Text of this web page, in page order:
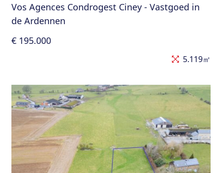
Vos Agences Condrogest Ciney - Vastgoed in
de Ardennen
€ 195.000
5.119㎡